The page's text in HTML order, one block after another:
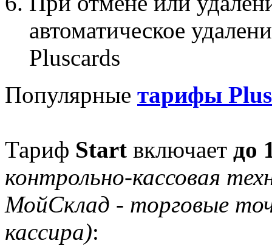
автоматическое
Pluscards
Популярные тарифы
Тариф Start включает до
контрольно-кассовая
МойСклад - торговые
кассира):